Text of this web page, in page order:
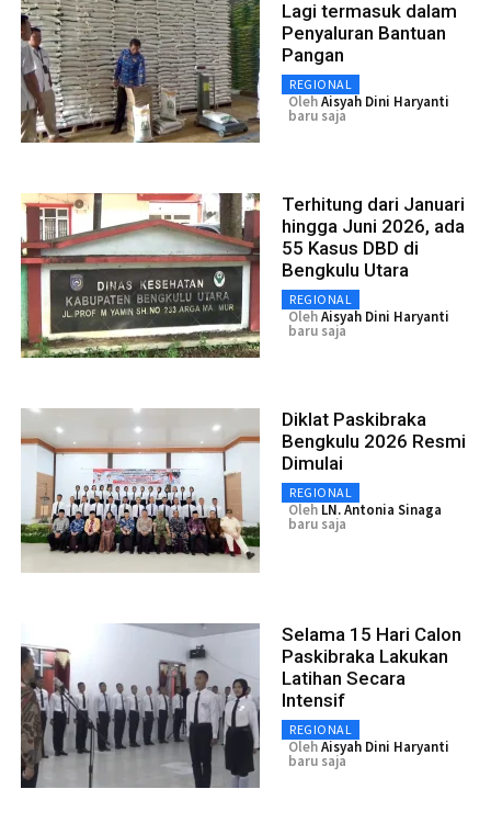
Lagi termasuk dalam
Penyaluran Bantuan
Pangan
REGIONAL
OlehAisyah Dini Haryanti
baru saja
Terhitung dari Januari
hingga Juni 2026, ada
55 Kasus DBD di
Bengkulu Utara
REGIONAL
OlehAisyah Dini Haryanti
baru saja
Diklat Paskibraka
Bengkulu 2026 Resmi
Dimulai
REGIONAL
Oleh LN. Antonia Sinaga
baru saja
Selama 15 Hari Calon
Paskibraka Lakukan
Latihan Secara
Intensif
REGIONAL
OlehAisyah Dini Haryanti
baru saja